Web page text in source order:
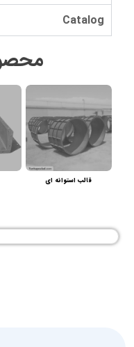
Catalog
قالب استوانه ای